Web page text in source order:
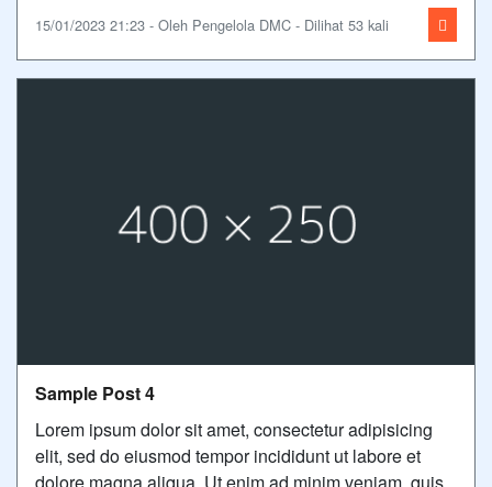
15/01/2023 21:23 - Oleh Pengelola DMC - Dilihat 53 kali
Sample Post 4
Lorem ipsum dolor sit amet, consectetur adipisicing
elit, sed do eiusmod tempor incididunt ut labore et